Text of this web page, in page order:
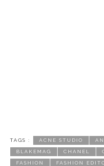
TAGS : ACNE STUDIO
BLAKEMAG CHANEL
FASHION FASHION